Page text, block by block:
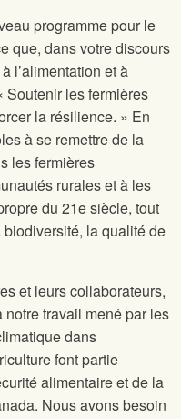
programme pour le
que, dans votre discours
l’alimentation et à
Soutenir les fermières
la résilience. » En
à se remettre de la
les fermières
rurales et à les
du 21e siècle, tout
la qualité de
et leurs collaborateurs,
travail mené par les
dans
font partie
alimentaire et de la
Nous avons besoin